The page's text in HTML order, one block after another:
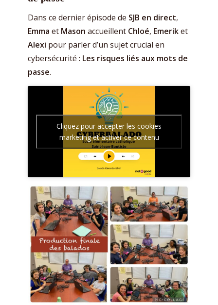
Dans ce dernier épisode de SJB en direct,
Emma et Mason accueillent Chloé, Emeriket
Alexi pour parler d’un sujet crucial en
cybersécurité : Les risques liés aux mots de
passe.
Cliquez pour accepter les cookies
marketing et activer ce contenu